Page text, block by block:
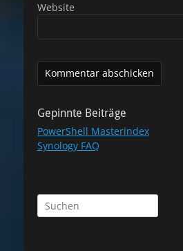
Website
Gepinnte Beiträge
PowerShell Masterindex
Synology FAQ
Suchen
nach: